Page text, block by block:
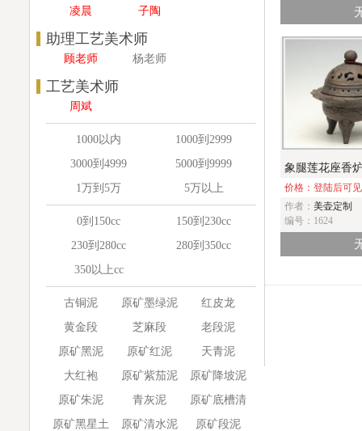
凌晨 子陶
助理工艺美术师
顾老师 杨老师
工艺美术师
周斌
1000以内
1000到2999
3000到4999
5000到9999
1万到5万
5万以上
0到150cc
150到230cc
230到280cc
280到350cc
350以上cc
古铜泥 原矿墨绿泥
红皮龙
黄金段
芝麻段
老段泥
原矿黑泥
原矿红泥
天青泥
大红袍
原矿紫茄泥
原矿降坡泥
原矿朱泥
青灰泥
原矿底槽清
原矿黑星土
原矿清水泥
原矿段泥
象腿莲花座香
价格：登陆后可
作者： 美壶定制
编号：1624